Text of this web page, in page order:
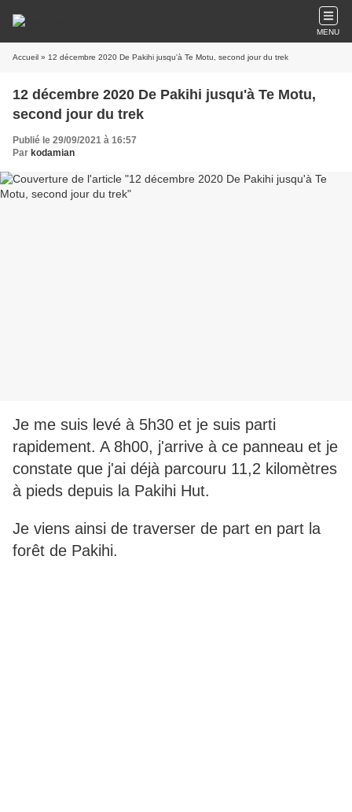
MENU
Accueil » 12 décembre 2020 De Pakihi jusqu'à Te Motu, second jour du trek
12 décembre 2020 De Pakihi jusqu'à Te Motu,
second jour du trek
Publié le 29/09/2021 à 16:57
Par kodamian
Je me suis levé à 5h30 et je suis parti
rapidement. A 8h00, j'arrive à ce panneau et je
constate que j'ai déjà parcouru 11,2 kilomètres
à pieds depuis la Pakihi Hut.
Je viens ainsi de traverser de part en part la
forêt de Pakihi.